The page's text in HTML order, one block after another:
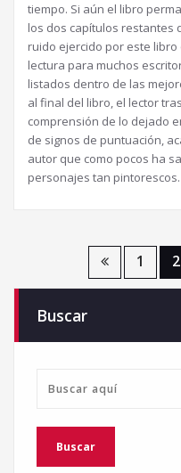
tiempo. Si aún el libro
los dos capítulos restantes
ruido ejercido por este
lectura para muchos
listados dentro de las
al final del libro, el lector
comprensión de lo dejado
de signos de puntuación,
autor que como pocos ha
personajes tan pintorescos.
Paginación
entradas
1 2
Buscar